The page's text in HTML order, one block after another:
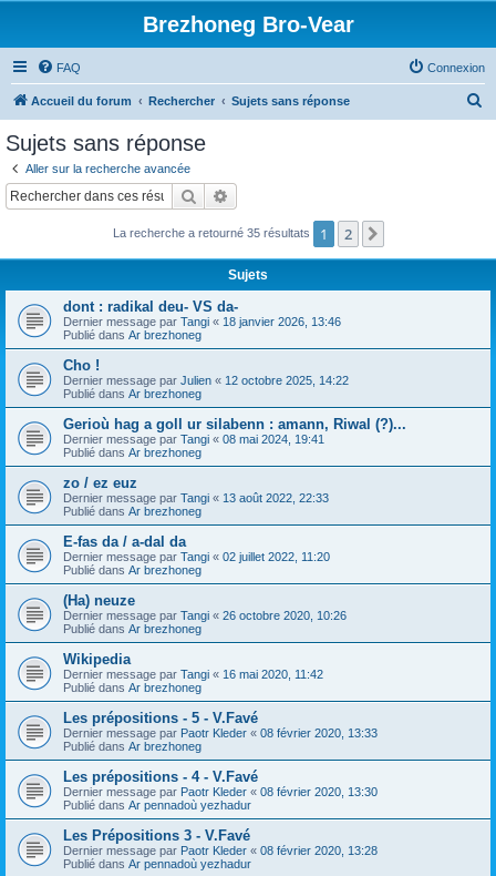
Brezhoneg Bro-Vear
FAQ Connexion
Accueil du forum Rechercher Sujets sans réponse
c
Sujets sans réponse
Aller sur la recherche avancée
Rechercher
La recherche a retourné 35 résultats 1 2
Sujets
dont : radikal deu- VS da-
Dernier message par Tangi « 18 janvier 2026, 13:46
Publié dans Ar brezhoneg
Cho !
Dernier message par Julien « 12 octobre 2025, 14:22
Publié dans Ar brezhoneg
Gerioù hag a goll ur silabenn : amann, Riwal (?)...
Dernier message par Tangi « 08 mai 2024, 19:41
Publié dans Ar brezhoneg
zo / ez euz
Dernier message par Tangi « 13 août 2022, 22:33
Publié dans Ar brezhoneg
E-fas da / a-dal da
Dernier message par Tangi « 02 juillet 2022, 11:20
Publié dans Ar brezhoneg
(Ha) neuze
Dernier message par Tangi « 26 octobre 2020, 10:26
Publié dans Ar brezhoneg
Wikipedia
Dernier message par Tangi « 16 mai 2020, 11:42
Publié dans Ar brezhoneg
Les prépositions - 5 - V.Favé
Dernier message par Paotr Kleder « 08 février 2020, 13:33
Publié dans Ar brezhoneg
Les prépositions - 4 - V.Favé
Dernier message par Paotr Kleder « 08 février 2020, 13:30
Publié dans Ar pennadoù yezhadur
Les Prépositions 3 - V.Favé
Dernier message par Paotr Kleder « 08 février 2020, 13:28
Publié dans Ar pennadoù yezhadur